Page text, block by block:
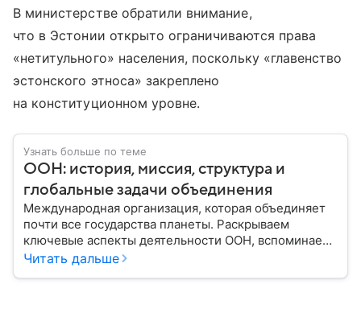
В министерстве обратили внимание,
что в Эстонии открыто ограничиваются права
«нетитульного» населения, поскольку «главенство
эстонского этноса» закреплено
на конституционном уровне.
Узнать больше по теме
ООН: история, миссия, структура и
глобальные задачи объединения
Международная организация, которая объединяет
почти все государства планеты. Раскрываем
ключевые аспекты деятельности ООН, вспоминаем
историю ее становления и анализируем степень
Читать дальше